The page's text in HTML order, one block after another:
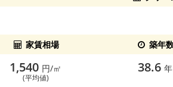
家賃相場
築年
1,540 円/㎡
(平均値)
38.6 年